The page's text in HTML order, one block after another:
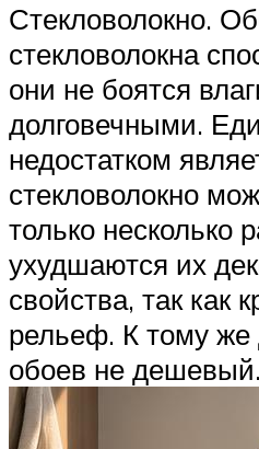
Стекловолокно.
стекловолокна
они не боятся
долговечными.
недостатком
стекловолокно
только несколько
ухудшаются их
свойства, так как
рельеф. К тому
обоев не дешевый.